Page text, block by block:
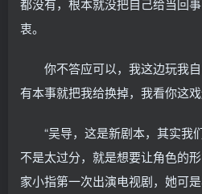
衷。
你不答应可以，我这边玩我自
有本事就把我给换掉，我看你这戏
“吴导，这是新剧本，其实我
不是太过分，就是想要让角色的
家小指第一次出演电视剧，她可